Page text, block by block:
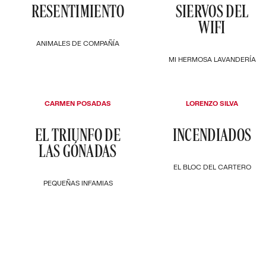
ANIMALES DE COMPAÑÍA
RESENTIMIENTO
MI HERMOSA LAVANDERÍA
SIERVOS DEL
WIFI
PEQUEÑAS INFAMIAS
EL TRIUNFO DE
LAS GÓNADAS
CARMEN POSADAS
EL BLOC DEL CARTERO
INCENDIADOS
LORENZO SILVA